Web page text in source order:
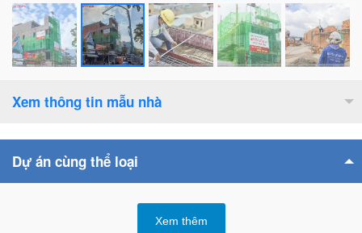
Xem thông tin mẫu nhà
Diện tích xây dựng :534m2
Số tầng cao : 5tầng
Bề rộng mặt tiền :6.5m
Dự án cùng thể loại
Xem thêm